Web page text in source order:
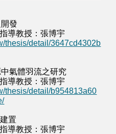
發
導教授：張博宇
thesis/detail/3647cd4302b
氣體羽流之研究
導教授：張博宇
thesis/detail/b954813a60
置
導教授：張博宇